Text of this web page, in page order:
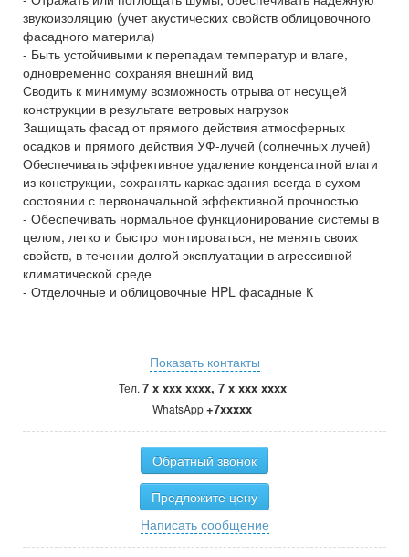
звукоизоляцию (учет акустических свойств облицовочного
фасадного материла)
- Быть устойчивыми к перепадам температур и влаге,
одновременно сохраняя внешний вид
Сводить к минимуму возможность отрыва от несущей
конструкции в результате ветровых нагрузок
Защищать фасад от прямого действия атмосферных
осадков и прямого действия УФ-лучей (солнечных лучей)
Обеспечивать эффективное удаление конденсатной влаги
из конструкции, сохранять каркас здания всегда в сухом
состоянии с первоначальной эффективной прочностью
- Обеспечивать нормальное функционирование системы в
целом, легко и быстро монтироваться, не менять своих
свойств, в течении долгой эксплуатации в агрессивной
климатической среде
- Отделочные и облицовочные HPL фасадные К
Показать контакты
Тел. 7 x xxx xxxx, 7 x xxx xxxx
WhatsApp+7xxxxx
Обратный звонок
Предложите цену
Написать сообщение